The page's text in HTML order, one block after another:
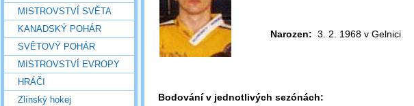
Narozen: 3. 2. 1968 v Gelnici
Bodování v jednotlivých sezónách:
MISTROVSTVÍ SVĚTA
KANADSKÝ POHÁR
SVĚTOVÝ POHÁR
MISTROVSTVÍ EVROPY
HRÁČI
Zlínský hokej